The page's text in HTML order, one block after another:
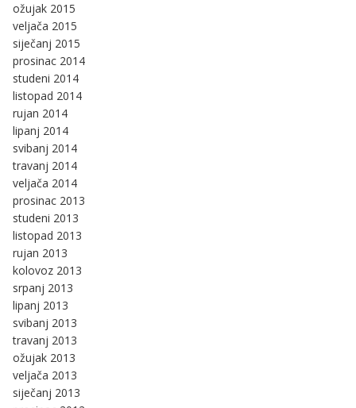
ožujak 2015
veljača 2015
siječanj 2015
prosinac 2014
studeni 2014
listopad 2014
rujan 2014
lipanj 2014
svibanj 2014
travanj 2014
veljača 2014
prosinac 2013
studeni 2013
listopad 2013
rujan 2013
kolovoz 2013
srpanj 2013
lipanj 2013
svibanj 2013
travanj 2013
ožujak 2013
veljača 2013
siječanj 2013